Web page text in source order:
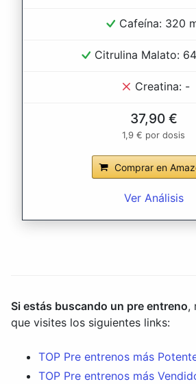
Cafeína: 320
Citrulina Malato:
Creatina: -
37,90 €
1,9 € por dosis
Comprar en
Ver Análisis
Si estás buscando un pre entreno,
que visites los siguientes links:
TOP Pre entrenos más
TOP Pre entrenos más